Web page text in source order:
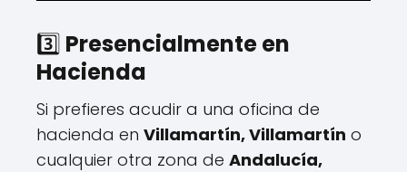
3️⃣ Presencialmente en
Hacienda
Si prefieres acudir a una oficina de
hacienda en Villamartín, Villamartín o
cualquier otra zona de Andalucía,